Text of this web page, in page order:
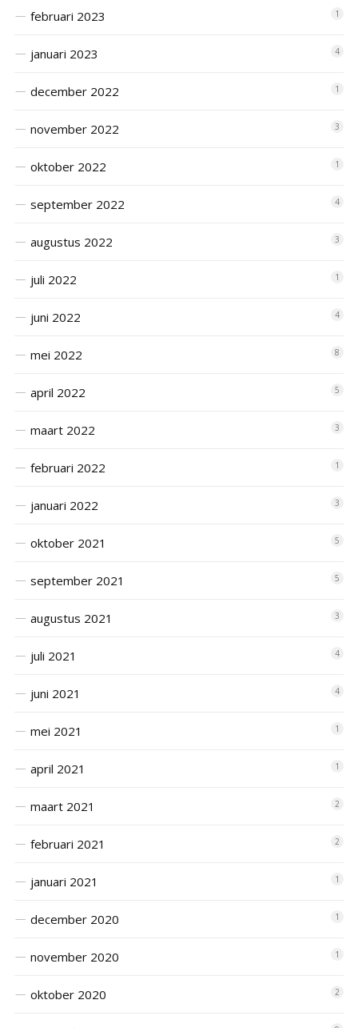
februari 2023 1
januari 2023 4
december 2022 1
november 2022 3
oktober 2022 1
september 2022 4
augustus 2022 3
juli 2022 1
juni 2022 4
mei 2022 8
april 2022 5
maart 2022 3
februari 2022 1
januari 2022 3
oktober 2021 5
september 2021 5
augustus 2021 3
juli 2021 4
juni 2021 4
mei 2021 1
april 2021 1
maart 2021 2
februari 2021 2
januari 2021 1
december 2020 1
november 2020 1
oktober 2020 2